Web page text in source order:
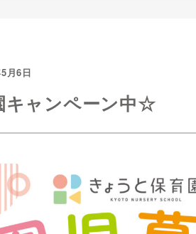
月6日
キャンペーン中☆